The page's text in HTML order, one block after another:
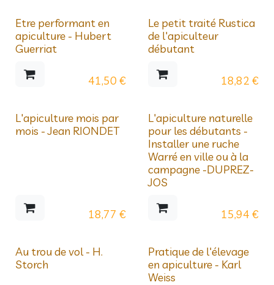
Etre performant en
apiculture - Hubert
Guerriat
41,50 €
Le petit traité Rustica
de l'apiculteur
débutant
18,82 €
L'apiculture mois par
mois - Jean RIONDET
18,77 €
L'apiculture naturelle
pour les débutants -
Installer une ruche
Warré en ville ou à la
campagne -DUPREZ-
JOS
15,94 €
Au trou de vol - H.
Storch
Pratique de l'élevage
en apiculture - Karl
Weiss